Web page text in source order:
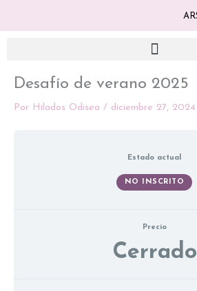
Desafío de verano 2025
Por Hilados Odisea / diciembre 27, 2024
Estado actual
NO INSCRITO
Precio
Cerrado